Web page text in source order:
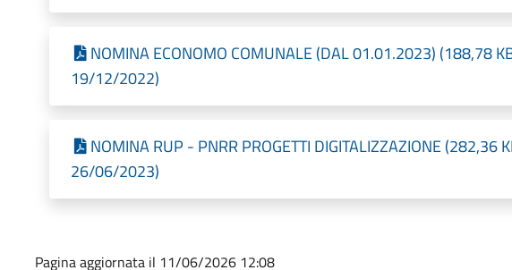
NOMINA ECONOMO COMUNALE (DAL 01.01.2023) (188,78
19/12/2022)
NOMINA RUP - PNRR PROGETTI DIGITALIZZAZIONE (282,36
26/06/2023)
Pagina aggiornata il 11/06/2026 12:08